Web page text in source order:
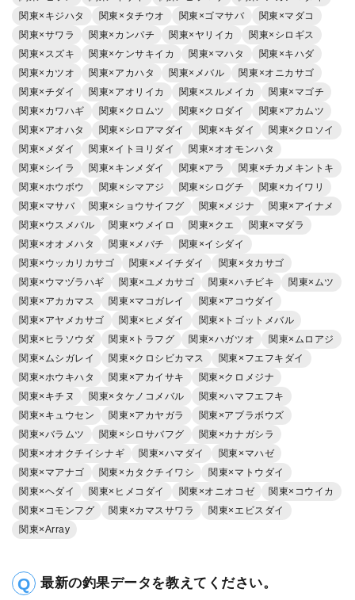
関東×キジハタ
関東×タチウオ 関東×ゴマサバ
関東×マダコ
関東×サワラ
関東×カンパチ 関東×ヤリイカ
関東×シロギス
関東×スズキ
関東×ケンサキイカ 関東×マハタ
関東×キハダ
関東×カツオ
関東×アカハタ 関東×メバル
関東×オニカサゴ
関東×チダイ
関東×アオリイカ 関東×スルメイカ
関東×マゴチ
関東×カワハギ
関東×クロムツ 関東×クロダイ
関東×アカムツ
関東×アオハタ
関東×シロアマダイ 関東×キダイ
関東×クロソイ
関東×メダイ
関東×イトヨリダイ
関東×オオモンハタ
関東×シイラ
関東×キンメダイ 関東×アラ
関東×チカメキントキ
関東×ホウボウ
関東×シマアジ 関東×シログチ
関東×カイワリ
関東×マサバ
関東×ショウサイフグ 関東×メジナ
関東×アイナメ
関東×ウスメバル
関東×ウメイロ 関東×クエ
関東×マダラ
関東×オオメハタ
関東×メバチ
関東×イシダイ
関東×ウッカリカサゴ
関東×メイチダイ
関東×タカサゴ
関東×ウマヅラハギ
関東×ユメカサゴ 関東×ハチビキ
関東×ムツ
関東×アカカマス
関東×マコガレイ
関東×アコウダイ
関東×アヤメカサゴ
関東×ヒメダイ
関東×トゴットメバル
関東×ヒラソウダ
関東×トラフグ 関東×ハガツオ
関東×ムロアジ
関東×ムシガレイ
関東×クロシビカマス
関東×フエフキダイ
関東×ホウキハタ
関東×アカイサキ
関東×クロメジナ
関東×キチヌ
関東×タケノコメバル
関東×ハマフエフキ
関東×キュウセン
関東×アカヤガラ
関東×アブラボウズ
関東×バラムツ
関東×シロサバフグ
関東×カナガシラ
関東×オオクチイシナギ
関東×ハマダイ
関東×マハゼ
関東×マアナゴ
関東×カタクチイワシ
関東×マトウダイ
関東×ヘダイ
関東×ヒメコダイ 関東×オニオコゼ
関東×コウイカ
関東×コモンフグ
関東×カマスサワラ
関東×エビスダイ
関東×Array
最新の釣果データを教えてください。